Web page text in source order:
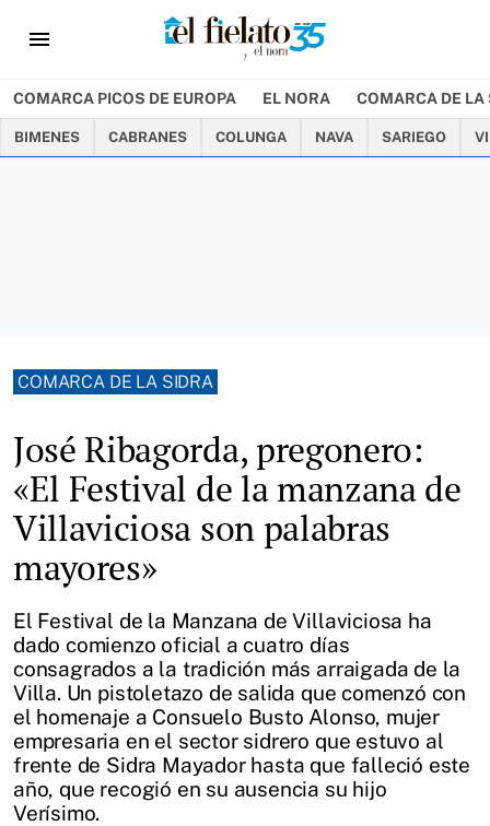
menu
COMARCA PICOS DE EUROPA EL NORA COMARCA DE LA
BIMENES CABRANES COLUNGA NAVA SARIEGO
COMARCA DE LA SIDRA
José Ribagorda, pregonero:
«El Festival de la manzana de
Villaviciosa son palabras
mayores»
El Festival de la Manzana de Villaviciosa ha
dado comienzo oficial a cuatro días
consagrados a la tradición más arraigada de la
Villa. Un pistoletazo de salida que comenzó con
el homenaje a Consuelo Busto Alonso, mujer
empresaria en el sector sidrero que estuvo al
frente de Sidra Mayador hasta que falleció este
año, que recogió en su ausencia su hijo
Verísimo.